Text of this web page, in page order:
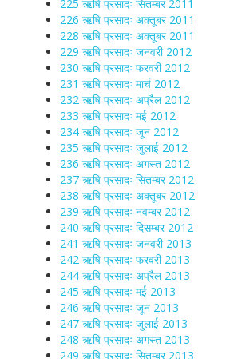
225 ऋषि प्रसादः सितम्बर 2011
226 ऋषि प्रसादः अक्तूबर 2011
228 ऋषि प्रसादः अक्तूबर 2011
229 ऋषि प्रसादः जनवरी 2012
230 ऋषि प्रसादः फरवरी 2012
231 ऋषि प्रसादः मार्च 2012
232 ऋषि प्रसादः अप्रैल 2012
233 ऋषि प्रसादः मई 2012
234 ऋषि प्रसादः जून 2012
235 ऋषि प्रसादः जुलाई 2012
236 ऋषि प्रसादः अगस्त 2012
237 ऋषि प्रसादः सितम्बर 2012
238 ऋषि प्रसादः अक्तूबर 2012
239 ऋषि प्रसादः नवम्बर 2012
240 ऋषि प्रसादः दिसम्बर 2012
241 ऋषि प्रसादः जनवरी 2013
242 ऋषि प्रसादः फरवरी 2013
244 ऋषि प्रसादः अप्रैल 2013
245 ऋषि प्रसादः मई 2013
246 ऋषि प्रसादः जून 2013
247 ऋषि प्रसादः जुलाई 2013
248 ऋषि प्रसादः अगस्त 2013
249 ऋषि प्रसादः सितम्बर 2013